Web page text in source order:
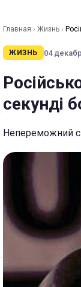
Главная › Жизнь ›
ЖИЗНЬ 04
секунді
Непереможний